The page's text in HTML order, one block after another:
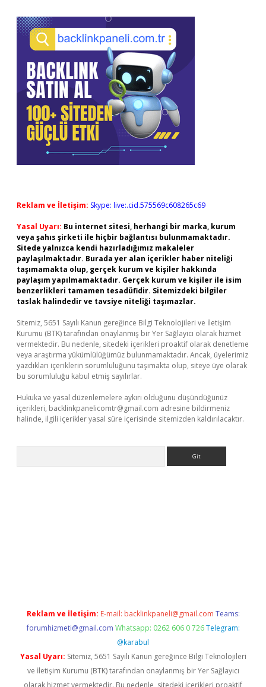
Reklam ve İletişim: Skype: live:.cid.575569c608265c69
Yasal Uyarı: Bu internet sitesi, herhangi bir marka, kurum
veya şahıs şirketi ile hiçbir bağlantısı bulunmamaktadır.
Sitede yalnızca kendi hazırladığımız makaleler
paylaşılmaktadır. Burada yer alan içerikler haber niteliği
taşımamakta olup, gerçek kurum ve kişiler hakkında
paylaşım yapılmamaktadır. Gerçek kurum ve kişiler ile isim
benzerlikleri tamamen tesadüfidir. Sitemizdeki bilgiler
taslak halindedir ve tavsiye niteliği taşımazlar.
Sitemiz, 5651 Sayılı Kanun gereğince Bilgi Teknolojileri ve İletişim
Kurumu (BTK) tarafından onaylanmış bir Yer Sağlayıcı olarak hizmet
vermektedir. Bu nedenle, sitedeki içerikleri proaktif olarak denetleme
veya araştırma yükümlülüğümüz bulunmamaktadır. Ancak, üyelerimiz
yazdıkları içeriklerin sorumluluğunu taşımakta olup, siteye üye olarak
bu sorumluluğu kabul etmiş sayılırlar.
Hukuka ve yasal düzenlemelere aykırı olduğunu düşündüğünüz
içerikleri, backlinkpanelicomtr@gmail.com adresine bildirmeniz
halinde, ilgili içerikler yasal süre içerisinde sitemizden kaldırılacaktır.
Reklam ve İletişim: E-mail: backlinkpaneli@gmail.com Teams:
forumhizmeti@gmail.com Whatsapp: 0262 606 0 726 Telegram:
@karabul
Yasal Uyarı: Sitemiz, 5651 Sayılı Kanun gereğince Bilgi Teknolojileri
ve İletişim Kurumu (BTK) tarafından onaylanmış bir Yer Sağlayıcı
olarak hizmet vermektedir. Bu nedenle, sitedeki içerikleri proaktif